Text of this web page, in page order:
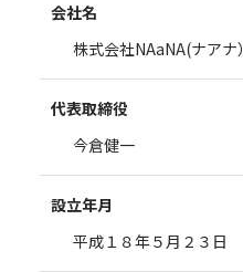
会社名
株式会社NAaNA(ナアナ）
代表取締役
今倉健一
設立年月
平成１８年５月２３日